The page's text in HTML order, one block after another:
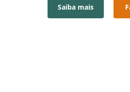
Equipe ADRA Runners –
Saiba mais